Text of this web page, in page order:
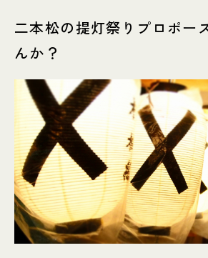
二本松の提灯祭りプロポー
んか？